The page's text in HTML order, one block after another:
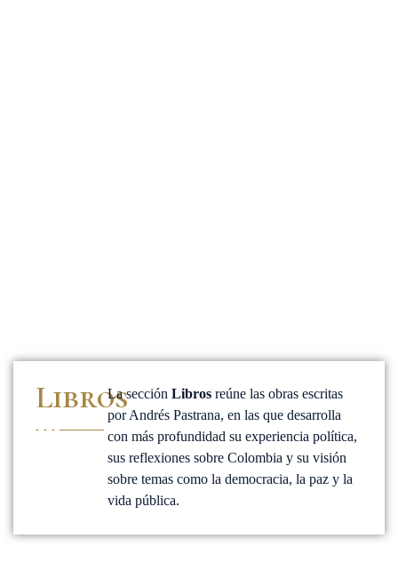
LibrosLa secciónLibros reúne las obras escritas
por Andrés Pastrana, en las que desarrolla
con más profundidad su experiencia política,
sus reflexiones sobre Colombia y su visión
sobre temas como la democracia, la paz y la
vida pública.